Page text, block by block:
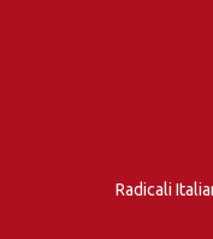
Radicali